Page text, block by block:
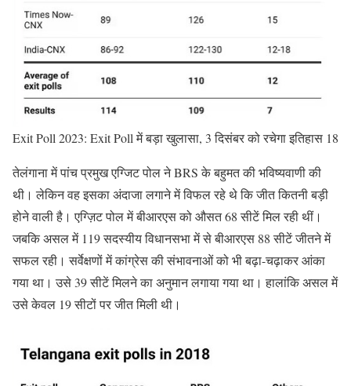
Exit Poll 2023: Exit Poll में बड़ा खुलासा, 3 दिसंबर को रचेगा इतिहास 18
तेलंगाना में पांच प्रमुख एग्जिट पोल ने BRS के बहुमत की भविष्यवाणी की
थी। लेकिन वह इसका अंदाजा लगाने में विफल रहे थे कि जीत कितनी बड़ी
होने वाली है। एग्ज़िट पोल में बीआरएस को औसत 68 सीटें मिल रही थीं।
जबकि असल में 119 सदस्यीय विधानसभा में से बीआरएस 88 सीटें जीतने में
सफल रही। सर्वेक्षणों में कांग्रेस की संभावनाओं को भी बढ़ा-चढ़ाकर आंका
गया था। उसे 39 सीटें मिलने का अनुमान लगाया गया था। हालांकि असल में
उसे केवल 19 सीटों पर जीत मिली थी।